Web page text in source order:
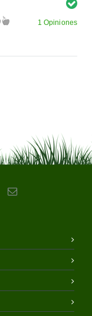
1 Opiniones